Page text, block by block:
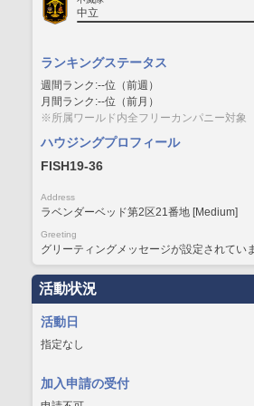
中立
ランキングステータス
週間ランク:--位（前週）
月間ランク:--位（前月）
※所属ワールド内全フリーカンパニー対象
ハウジングプロフィール
FISH19-36
Address
ラベンダーベッド第2区21番地 [Medium]
Greeting
グリーティングメッセージが設定されてい
活動状況
活動日
指定なし
加入申請の受付